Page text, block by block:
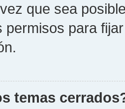
que sea
permisos para
temas